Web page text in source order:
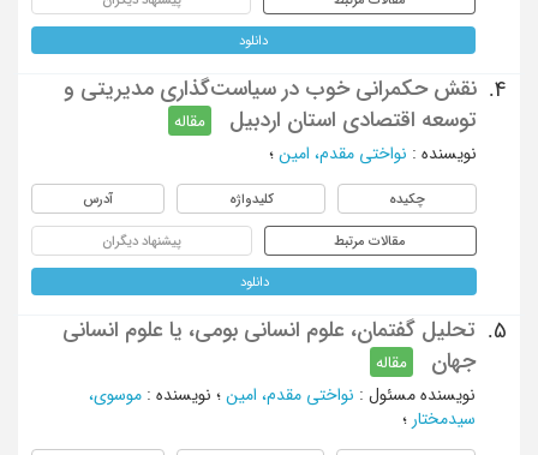
دانلود
4.
نقش حکمرانی خوب در سیاست‌گذاری مدیریتی و
توسعه ‌اقتصادی استان اردبیل
مقاله
نویسنده : نواختی مقدم، امین ؛
چکیده کلیدواژه آدرس
مقالات مرتبط پیشنهاد دیگران
دانلود
5.
تحلیل گفتمان، علوم انسانی بومی، یا علوم انسانی
جهان
مقاله
نویسنده مسئول : نواختی مقدم، امین ؛ نویسنده : موسوی،
سیدمختار ؛